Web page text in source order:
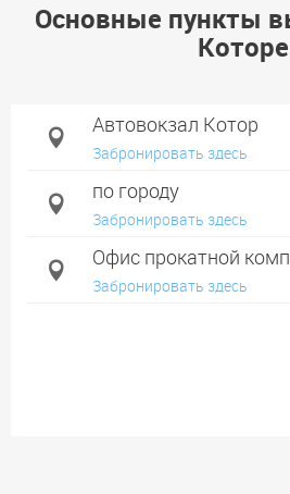
Основные пункты
Которе
Автовокзал Котор
Забронировать здесь
по городу
Забронировать здесь
Офис прокатной
Забронировать здесь